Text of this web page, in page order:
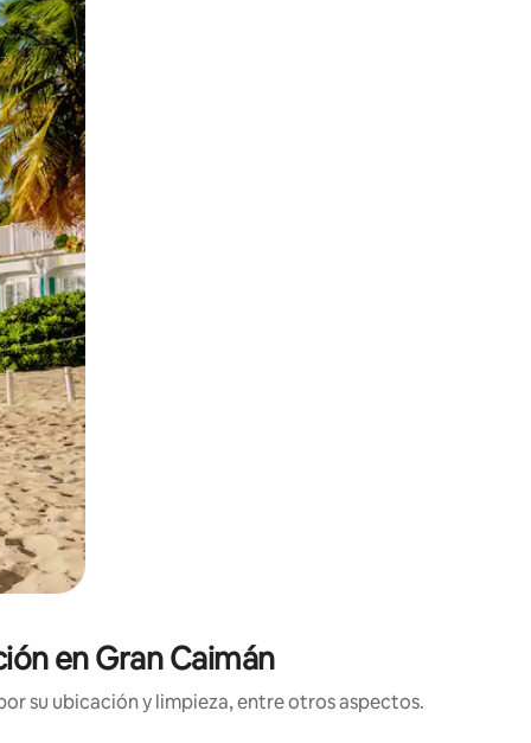
desliza el dedo.
en Gran Caimán
su ubicación y limpieza, entre otros aspectos.